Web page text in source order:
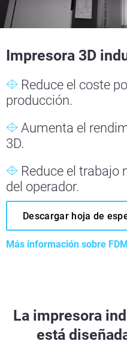
Impresora 3D
Reduce el coste
producción.
Aumenta el
3D.
Reduce el trabajo
del operador.
Descargar hoja de
Más información sobre FDM
La impresora
está